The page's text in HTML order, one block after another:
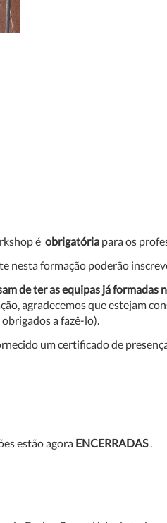
é obrigatória para os
formação poderão
de ter as equipas já formadas
agradecemos que estejam
a fazê-lo).
um certificado de
estão agora ENCERRADAS.